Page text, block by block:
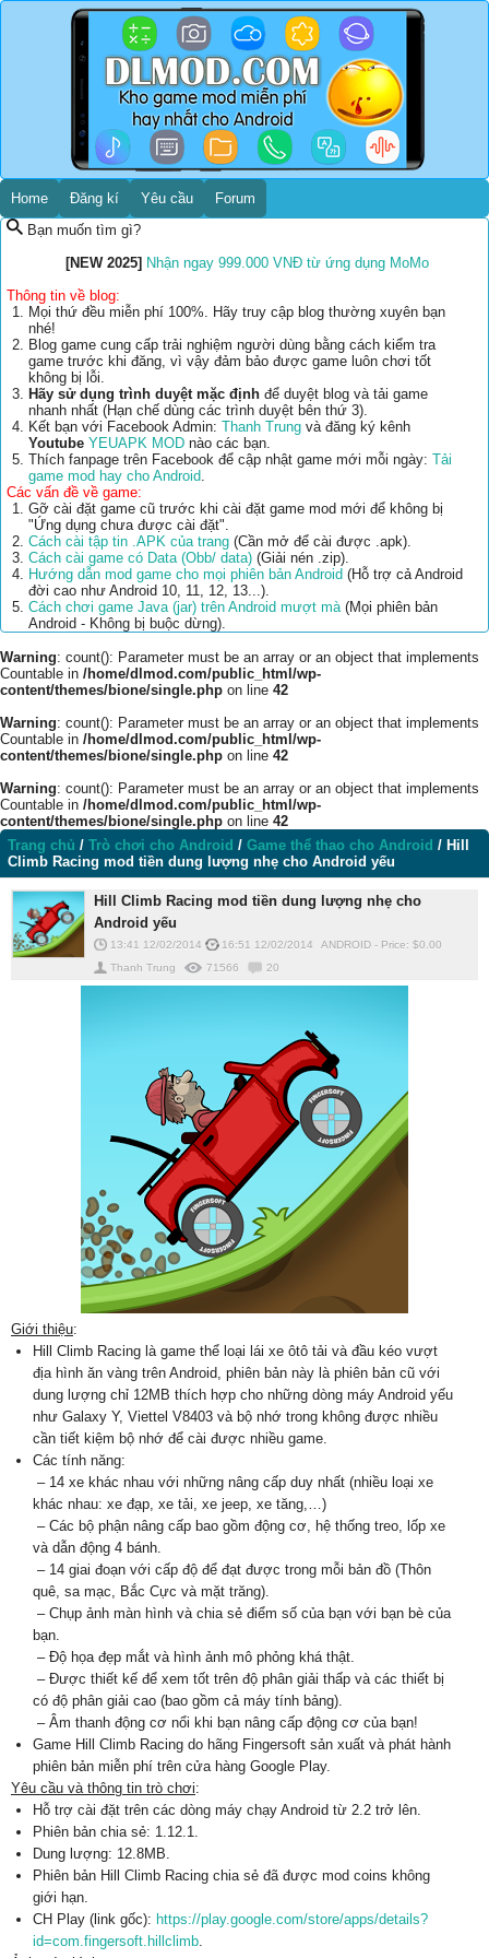
Home Đăng kí Yêu cầu
Forum
Bạn muốn tìm gì?
[NEW 2025] Nhận ngay 999.000 VNĐ từ ứng dụng MoMo
Thông tin về blog:
Mọi thứ đều miễn phí 100%. Hãy truy cập blog thường xuyên bạn
nhé!
Blog game cung cấp trải nghiệm người dùng bằng cách kiểm tra
game trước khi đăng, vì vậy đảm bảo được game luôn chơi tốt
không bị lỗi.
Hãy sử dụng trình duyệt mặc định để duyệt blog và tải game
nhanh nhất (Hạn chế dùng các trình duyệt bên thứ 3).
Kết bạn với Facebook Admin: Thanh Trung và đăng ký kênh
Youtube YEUAPK MOD nào các bạn.
Thích fanpage trên Facebook để cập nhật game mới mỗi ngày: Tải
game mod hay cho Android.
Các vấn đề về game:
Gỡ cài đặt game cũ trước khi cài đặt game mod mới để không bị
"Ứng dụng chưa được cài đặt".
Cách cài tập tin .APK của trang (Cần mở để cài được .apk).
Cách cài game có Data (Obb/ data) (Giải nén .zip).
Hướng dẫn mod game cho mọi phiên bản Android (Hỗ trợ cả Android
đời cao như Android 10, 11, 12, 13...).
Cách chơi game Java (jar) trên Android mượt mà(Mọi phiên bản
Android - Không bị buộc dừng).
Warning: count(): Parameter must be an array or an object that implements
Countable in /home/dlmod.com/public_html/wp-
content/themes/bione/single.php on line 42
Warning: count(): Parameter must be an array or an object that implements
Countable in /home/dlmod.com/public_html/wp-
content/themes/bione/single.php on line 42
Warning: count(): Parameter must be an array or an object that implements
Countable in /home/dlmod.com/public_html/wp-
content/themes/bione/single.php on line 42
Trang chủ / Trò chơi cho Android / Game thể thao cho Android / Hill
Climb Racing mod tiền dung lượng nhẹ cho Android yếu
Hill Climb Racing mod tiền dung lượng nhẹ cho
Android yếu
13:41 12/02/2014 16:51 12/02/2014 ANDROID - Price: $0.00
Thanh Trung
71566 20
Giới thiệu:
Hill Climb Racing là game thể loại lái xe ôtô tải và đầu kéo vượt
địa hình ăn vàng trên Android, phiên bản này là phiên bản cũ với
dung lượng chỉ 12MB thích hợp cho những dòng máy Android yếu
như Galaxy Y, Viettel V8403 và bộ nhớ trong không được nhiều
cần tiết kiệm bộ nhớ để cài được nhiều game.
Các tính năng:
– 14 xe khác nhau với những nâng cấp duy nhất (nhiều loại xe
khác nhau: xe đạp, xe tải, xe jeep, xe tăng,…)
– Các bộ phận nâng cấp bao gồm động cơ, hệ thống treo, lốp xe
và dẫn động 4 bánh.
– 14 giai đoạn với cấp độ để đạt được trong mỗi bản đồ (Thôn
quê, sa mạc, Bắc Cực và mặt trăng).
– Chụp ảnh màn hình và chia sẻ điểm số của bạn với bạn bè của
bạn.
– Độ họa đẹp mắt và hình ảnh mô phỏng khá thật.
– Được thiết kế để xem tốt trên độ phân giải thấp và các thiết bị
có độ phân giải cao (bao gồm cả máy tính bảng).
– Âm thanh động cơ nổi khi bạn nâng cấp động cơ của bạn!
Game Hill Climb Racing do hãng Fingersoft sản xuất và phát hành
phiên bản miễn phí trên cửa hàng Google Play.
Yêu cầu và thông tin trò chơi:
Hỗ trợ cài đặt trên các dòng máy chạy Android từ 2.2 trở lên.
Phiên bản chia sẻ: 1.12.1.
Dung lượng: 12.8MB.
Phiên bản Hill Climb Racing chia sẻ đã được mod coins không
giới hạn.
CH Play (link gốc): https://play.google.com/store/apps/details?
id=com.fingersoft.hillclimb.